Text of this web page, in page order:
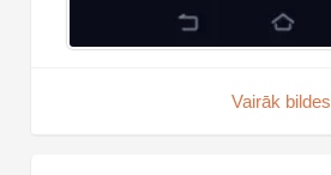
Vairāk bildes